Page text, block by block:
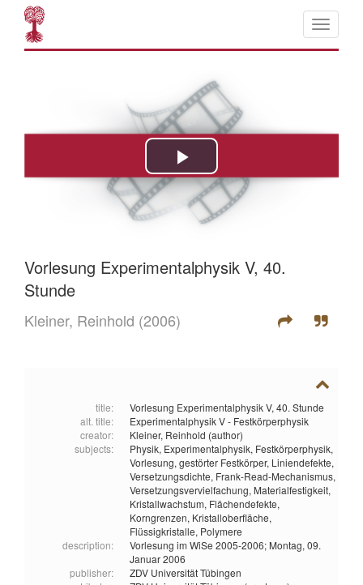
Vorlesung Experimentalphysik V, 40.
Stunde
Kleiner, Reinhold (2006)
title:
Vorlesung Experimentalphysik V, 40. Stunde
alt. title:
Experimentalphysik V - Festkörperphysik
creator:
Kleiner, Reinhold (author)
subjects:
Physik, Experimentalphysik, Festkörperphysik,
Vorlesung, gestörter Festkörper, Liniendefekte,
Versetzungsdichte, Frank-Read-Mechanismus,
Versetzungsvervielfachung, Materialfestigkeit,
Kristallwachstum, Flächendefekte,
Korngrenzen, Kristalloberfläche,
Flüssigkristalle, Polymere
description:
Vorlesung im WiSe 2005-2006; Montag, 09.
Januar 2006
publisher:
ZDV Universität Tübingen